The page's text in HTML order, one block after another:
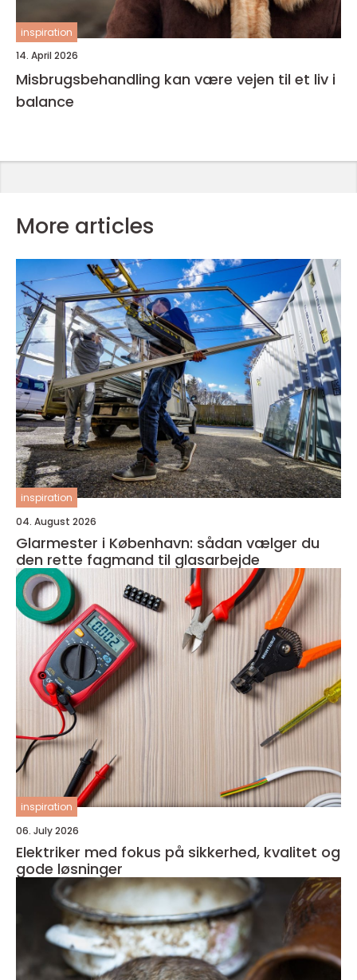
inspiration
14. April 2026
Misbrugsbehandling kan være vejen til et liv i
balance
More articles
inspiration
04. August 2026
Glarmester i København: sådan vælger du
den rette fagmand til glasarbejde
inspiration
06. July 2026
Elektriker med fokus på sikkerhed, kvalitet og
gode løsninger